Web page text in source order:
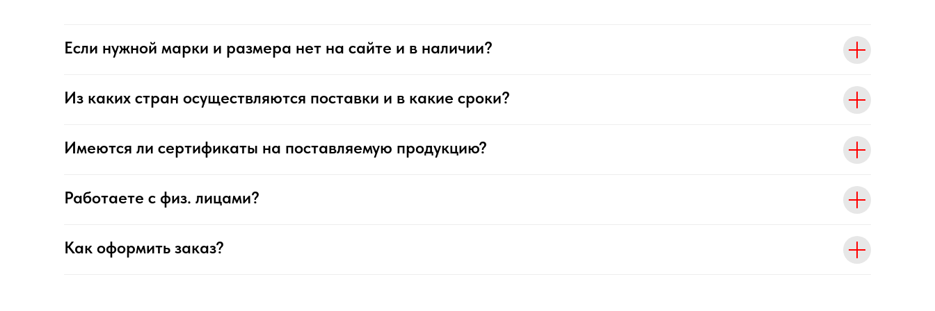
Если нужной марки и размера нет на сайте и в наличии?
Из каких стран осуществляются поставки и в какие сроки?
Имеются ли сертификаты на поставляемую продукцию?
Работаете с физ. лицами?
Как оформить заказ?